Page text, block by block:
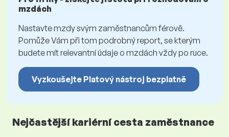
mzdách
Nastavte mzdy svým zaměstnancům férově.
Pomůže Vám při tom podrobný report, se kterým
budete mít relevantní údaje o mzdách vždy po ruce.
Vyzkoušejte Platový nástroj bezplatně
Nejčastější kariérní cesta zaměstnance